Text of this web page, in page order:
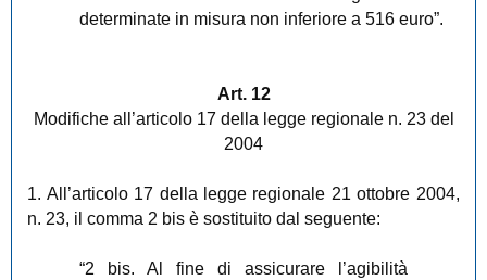
determinate in misura non inferiore a 516 euro”.
Art. 12
Modifiche all’articolo 17 della legge regionale n. 23 del
2004
1. All’articolo 17 della legge regionale 21 ottobre 2004,
n. 23, il comma 2 bis è sostituito dal seguente:
“2 bis. Al fine di assicurare l’agibilità